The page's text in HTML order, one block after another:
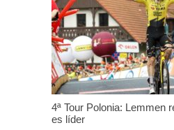
4ª Tour Polonia: Lemmen
es líder